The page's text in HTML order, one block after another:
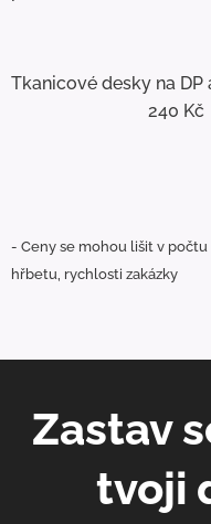
Tkanicové desky
240 Kč
- Ceny se mohou lišit v
hřbetu, rychlosti zakázky
Zastav
tvoji